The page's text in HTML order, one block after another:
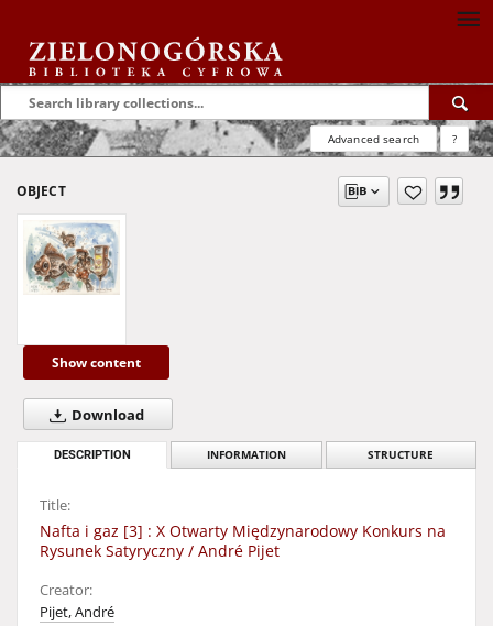
Advanced search ?
OBJECT
Show content
Download
DESCRIPTION INFORMATION STRUCTURE
Title:
Nafta i gaz [3] : X Otwarty Międzynarodowy Konkurs na
Rysunek Satyryczny / André Pijet
Creator:
Pijet, André